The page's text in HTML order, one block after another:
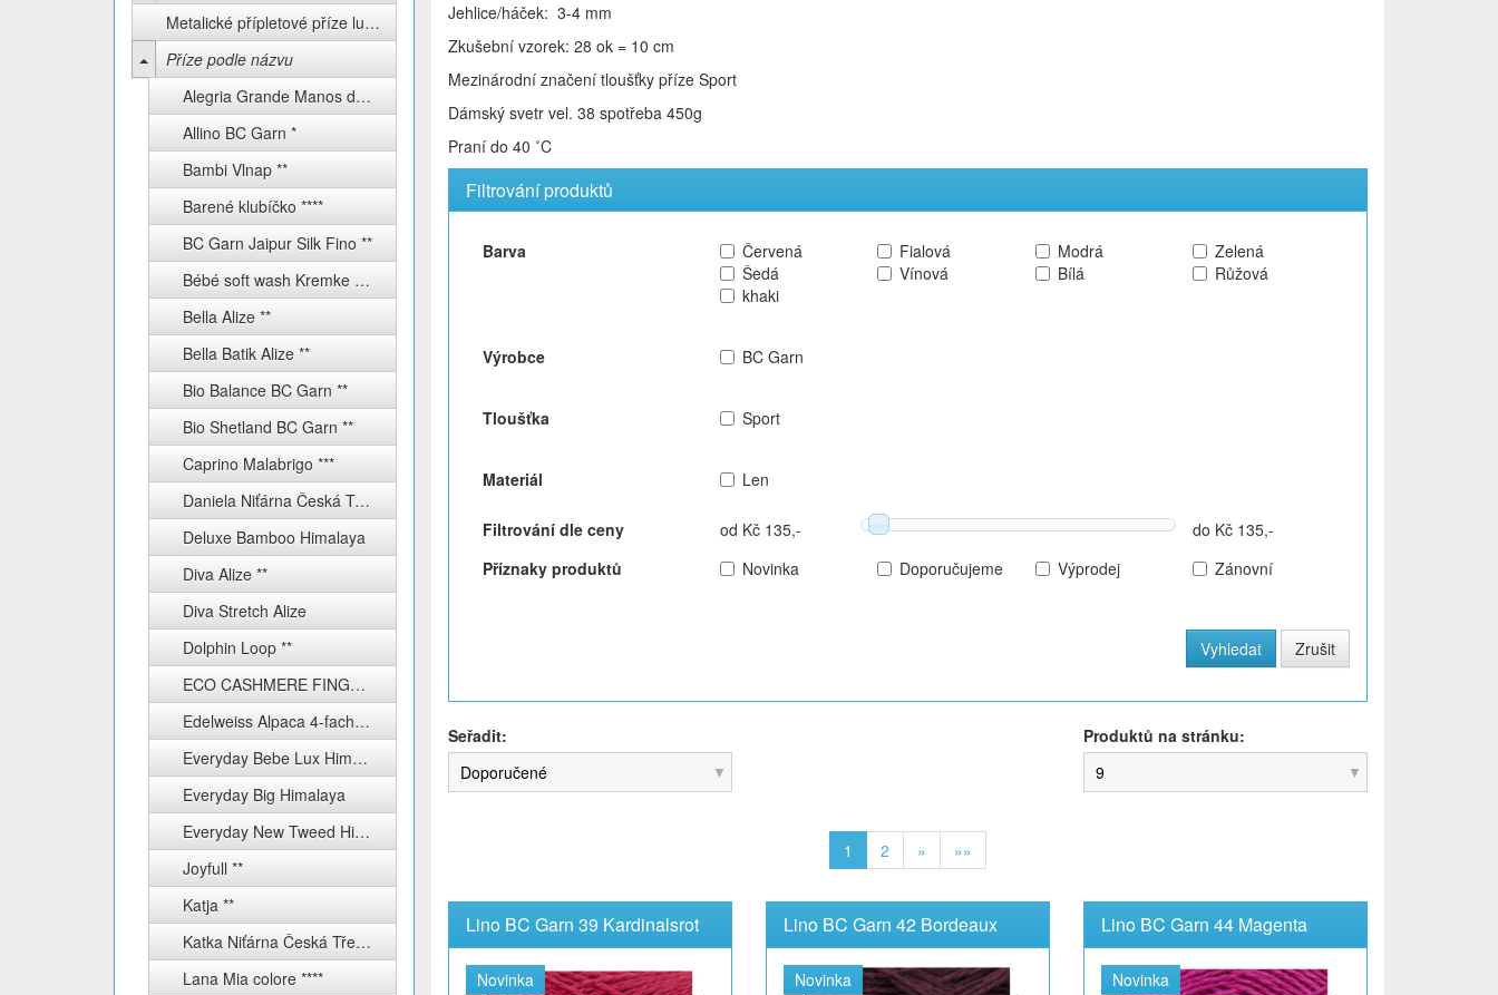
Metalické přípletové příze lurex
Příze podle názvu
Alegria Grande Manos del Uruguay **
Allino BC Garn *
Bambi Vlnap **
Barené klubíčko ****
BC Garn Jaipur Silk Fino **
Bébé soft wash Kremke Soul Wool
Bella Alize **
Bella Batik Alize **
Bio Balance BC Garn **
Bio Shetland BC Garn **
Caprino Malabrigo ***
Daniela Niťárna Česká Třebová
Deluxe Bamboo Himalaya
Diva Alize **
Diva Stretch Alize
Dolphin Loop **
ECO CASHMERE FINGERING ***
Edelweiss Alpaca 4-fach ****
Everyday Bebe Lux Himalaya
Everyday Big Himalaya
Everyday New Tweed Himalaya
Joyfull **
Katja **
Katka Niťárna Česká Třebová
Lana Mia colore ****
Jehlice/háček: 3-4 mm
Zkušební vzorek: 28 ok = 10 cm
Mezinárodní značení tloušťky příze Sport
Dámský svetr vel. 38 spotřeba 450g
Praní do 40 ˚C
Filtrování produktů
Barva Červená Fialová Modrá
Zelená
Šedá
Vínová Bílá
Růžová
khaki
Výrobce BC Garn
Tloušťka Sport
Materiál Len
Filtrování dle ceny od Kč 135,-
do Kč 135,-
Příznaky produktů
Novinka Doporučujeme Výprodej Zánovní
Seřadit:
Doporučené
Produktů na stránku:
9
1 2 » »»
Lino BC Garn 39 Kardinalsrot
Novinka
Lino BC Garn 42 Bordeaux
Novinka
Lino BC Garn 44 Magenta
Novinka